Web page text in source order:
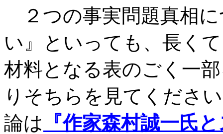
２つの事実問題真相に
い』といっても、長く
材料となる表のごく一
りそちらを見てくださ
論は 『作家森村誠一氏